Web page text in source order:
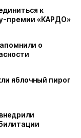
к
премии «КАРДО»
о
яблочный пирог